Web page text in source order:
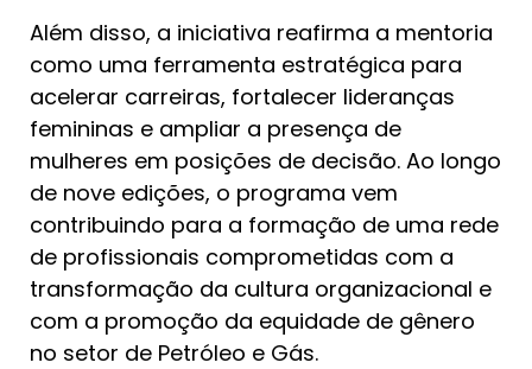
Além disso, a iniciativa reafirma a mentoria
como uma ferramenta estratégica para
acelerar carreiras, fortalecer lideranças
femininas e ampliar a presença de
mulheres em posições de decisão. Ao longo
de nove edições, o programa vem
contribuindo para a formação de uma rede
de profissionais comprometidas com a
transformação da cultura organizacional e
com a promoção da equidade de gênero
no setor de Petróleo e Gás.